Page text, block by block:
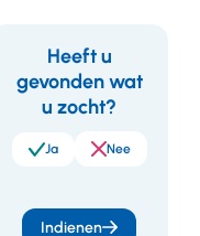
Feedback
Heeft u
gevonden wat
u zocht?
Ja Nee
Indienen